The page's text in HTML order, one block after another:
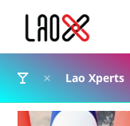
Lao Xperts